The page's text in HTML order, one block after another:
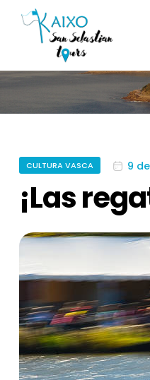
CULTURA VASCA 9
¡Las